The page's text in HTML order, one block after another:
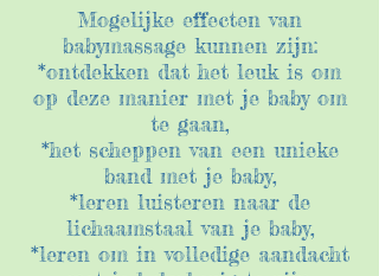
Mogelijke effecten van
babymassage kunnen zijn:
*ontdekken dat het leuk is om
op deze manier met je baby om
te gaan,
*het scheppen van een unieke
band met je baby,
*leren luisteren naar de
lichaamstaal van je baby,
*leren om in volledige aandacht